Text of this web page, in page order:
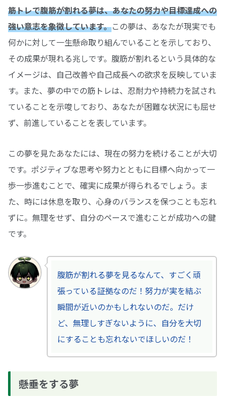
筋トレで腹筋が割れる夢は、あなたの努力や目標達成への
強い意志を象徴しています。この夢は、あなたが現実でも
何かに対して一生懸命取り組んでいることを示しており、
その成果が現れる兆しです。腹筋が割れるという具体的な
イメージは、自己改善や自己成長への欲求を反映していま
す。また、夢の中での筋トレは、忍耐力や持続力を試され
ていることを示唆しており、あなたが困難な状況にも屈せ
ず、前進していることを表しています。
この夢を見たあなたには、現在の努力を続けることが大切
です。ポジティブな思考や努力とともに目標へ向かって一
歩一歩進むことで、確実に成果が得られるでしょう。ま
た、時には休息を取り、心身のバランスを保つことも忘れ
ずに。無理をせず、自分のペースで進むことが成功への鍵
です。
腹筋が割れる夢を見るなんて、すごく頑
張っている証拠なのだ！努力が実を結ぶ
瞬間が近いのかもしれないのだ。だけ
ど、無理しすぎないように、自分を大切
にすることも忘れないでほしいのだ！
懸垂をする夢